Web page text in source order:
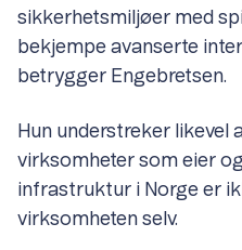
sikkerhetsmiljøer med
bekjempe avanserte
betrygger Engebretsen.
Hun understreker likevel
virksomheter som eier
infrastruktur i Norge er
virksomheten selv.